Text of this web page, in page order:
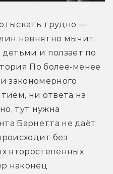
трудно —
невнятно мычит,
и ползает по
По более-менее
закономерного
ни ответа на
тут нужна
Барнетта не даёт.
без
второстепенных
наконец